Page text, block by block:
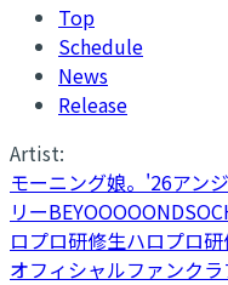
Top
Schedule
News
Release
Artist:
モーニング娘。'26アン
リーBEYOOOOONDS
ロプロ研修生ハロプロ
オフィシャルファンク